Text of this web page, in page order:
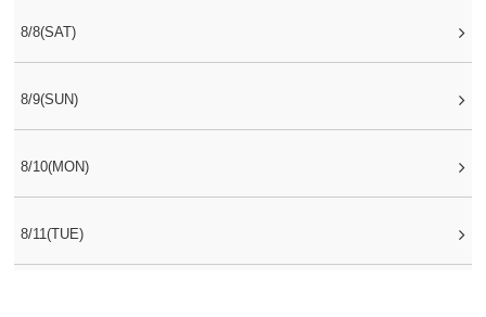
8/8(SAT)
8/9(SUN)
8/10(MON)
8/11(TUE)